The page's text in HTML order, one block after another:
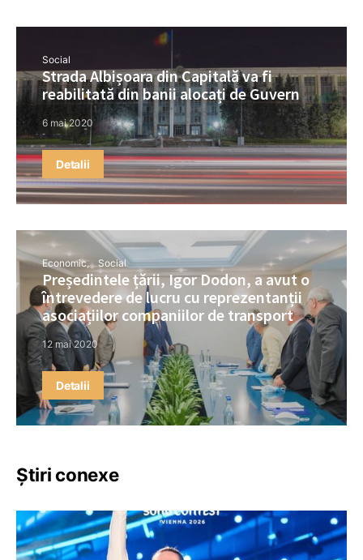
Social
Strada Albișoara din Capitală va fi
reabilitată din banii alocați de Guvern
6 mai 2020
Detalii
Economic Social
Președintele țării, Igor Dodon, a avut o
întrevedere de lucru cu reprezentanții
asociațiilor companiilor de transport
12 mai 2020
Detalii
Știri conexe